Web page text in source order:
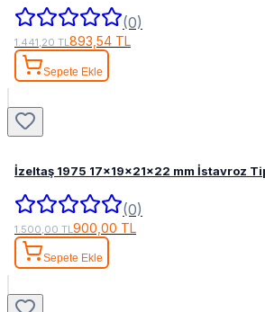
(0)
1.441,20 TL893,54 TL
Sepete Ekle
İzeltaş 1975 17x19x21x22 mm İstavroz
(0)
1.500,00 TL900,00 TL
Sepete Ekle